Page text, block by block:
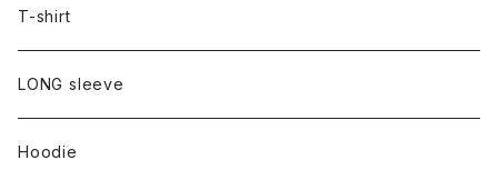
T-shirt
LONG sleeve
Hoodie